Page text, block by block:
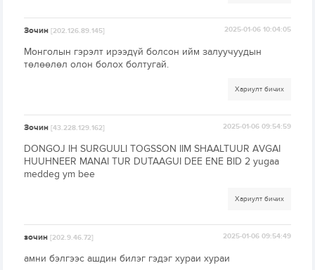
Зочин[202.126.89.145] 2025-01-06 10:04:05
Монголын гэрэлт ирээдүй болсон ийм залуучуудын
төлөөлөл олон болох болтугай.
Хариулт бичих
Зочин[43.228.129.162] 2025-01-06 09:54:59
DONGOJ IH SURGUULI TOGSSON IIM SHAALTUUR AVGAI
HUUHNEER MANAI TUR DUTAAGUI DEE ENE BID 2 yugaa
meddeg ym bee
Хариулт бичих
зочин[202.9.46.72] 2025-01-06 09:54:49
амни бэлгээс ашдин билэг гэдэг хураи хураи